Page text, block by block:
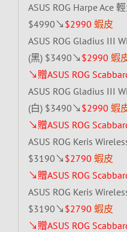
ASUS ROG Harpe Ace
$4990↘ $2990 蝦皮
ASUS ROG Gladius III
(黑) $3490↘ $2990 蝦
↘贈ASUS ROG
ASUS ROG Gladius III
(白) $3490↘ $2990 蝦
↘贈ASUS ROG
ASUS ROG Keris
$3190↘ $2790 蝦皮
↘贈ASUS ROG
ASUS ROG Keris
$3190↘ $2790 蝦皮
↘贈ASUS ROG